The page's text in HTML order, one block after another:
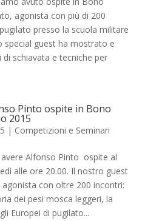
agonista con più di 200
presso la scuola militare
special guest ha mostrato e
schiavata e tecniche per
Pinto ospite in Bono
2015
| Competizioni e Seminari
Alfonso Pinto ospite al
alle ore 20.00. Il nostro guest
con oltre 200 incontri:
dei pesi mosca leggeri, la
Europei di pugilato...